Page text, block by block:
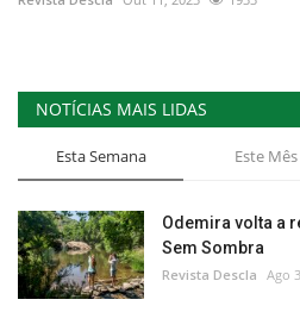
NOTÍCIAS MAIS LIDAS
Esta Semana Este Mês
Odemira volta a
Sem Sombra
Revista Descla Ago